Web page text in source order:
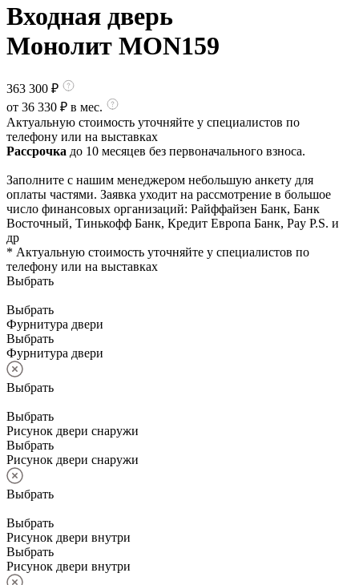
Входная дверь
Монолит MON159
363 300 ₽
от 36 330 ₽ в мес.
Актуальную стоимость уточняйте у специалистов по
телефону или на выставках
Рассрочка до 10 месяцев без первоначального взноса.
Заполните с нашим менеджером небольшую анкету для
оплаты частями. Заявка уходит на рассмотрение в большое
число финансовых организаций: Райффайзен Банк, Банк
Восточный, Тинькофф Банк, Кредит Европа Банк, Pay P.S. и
др
* Актуальную стоимость уточняйте у специалистов по
телефону или на выставках
Выбрать
Выбрать
Фурнитура двери
Выбрать
Фурнитура двери
Выбрать
Выбрать
Рисунок двери снаружи
Выбрать
Рисунок двери снаружи
Выбрать
Выбрать
Рисунок двери внутри
Выбрать
Рисунок двери внутри